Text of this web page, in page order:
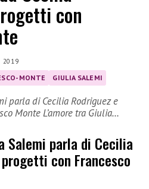
con
2019
MONTE GIULIA SALEMI
parla di Cecilia Rodriguez e
Monte L’amore tra Giulia…
Salemi parla di Cecilia
con Francesco